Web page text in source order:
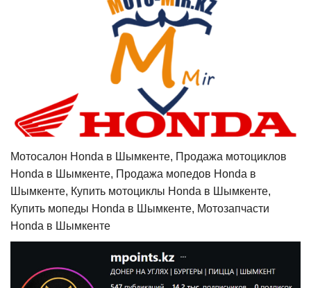
Мотосалон Honda в Шымкенте, Продажа мотоциклов
Honda в Шымкенте, Продажа мопедов Honda в
Шымкенте, Купить мотоциклы Honda в Шымкенте,
Купить мопеды Honda в Шымкенте, Мотозапчасти
Honda в Шымкенте